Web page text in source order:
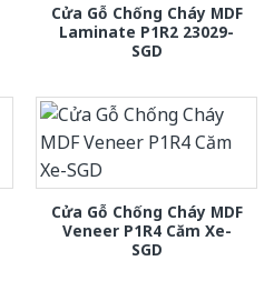
Cửa Gỗ Chống Cháy MDF
Laminate P1R2 23029-
SGD
Cửa Gỗ Chống Cháy MDF
Veneer P1R4 Căm Xe-
SGD